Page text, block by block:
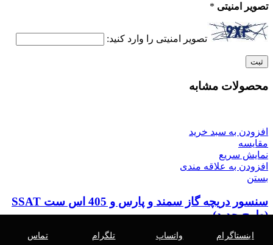
تصویر امنیتی *
تصویر امنیتی را وارد کنید:
محصولات مشابه
افزودن به سبد خرید
مقایسه
نمایش سریع
افزودن به علاقه مندی
بستن
سنسور دریچه گاز سمند و پارس و 405 اس ست SSAT
(طرح جدید)
950,000 تومان
اینستاگرام واتساپ تلگرام تماس